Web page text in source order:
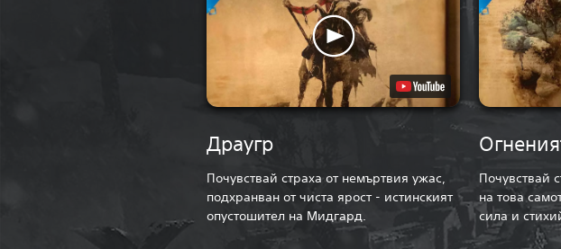
Драугр
Почувствай страха от немъртвия ужас,
подхранван от чиста ярост - истинският
опустошител на Мидгард.
Почувствай
на това
сила и